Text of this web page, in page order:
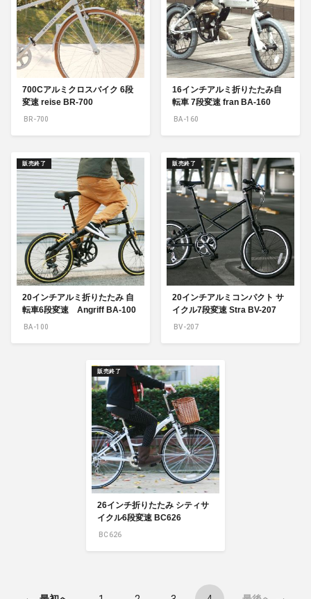
700Cアルミクロスバイク 6段
変速 reise BR-700
BR-700
16インチアルミ折りたたみ自
転車 7段変速 fran BA-160
BA-160
20インチアルミ折りたたみ 自
転車6段変速 Angriff BA-100
BA-100
販売終了
20インチアルミコンパクト サ
イクル7段変速 Stra BV-207
BV-207
販売終了
26インチ折りたたみ シティサ
イクル6段変速 BC626
BC626
販売終了